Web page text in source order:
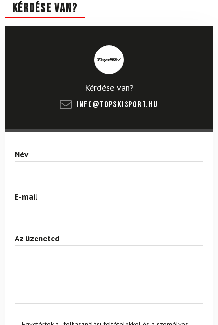
Kérdése van?
Kérdése van?
info@topskisport.hu
Név
E-mail
Az üzeneted